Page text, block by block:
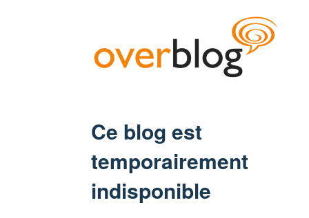
Ce blog est
temporairement
indisponible